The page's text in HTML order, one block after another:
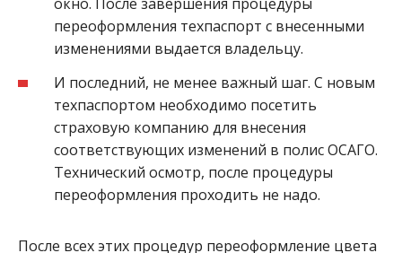
переоформления техпаспорт с внесенными
изменениями выдается владельцу.
И последний, не менее важный шаг. С новым
техпаспортом необходимо посетить
страховую компанию для внесения
соответствующих изменений в полис ОСАГО.
Технический осмотр, после процедуры
переоформления проходить не надо.
После всех этих процедур переоформление цвета